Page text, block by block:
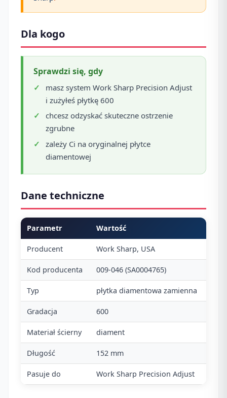
Dla kogo
Sprawdzi się, gdy
masz system Work Sharp Precision Adjust
i zużyłeś płytkę 600
chcesz odzyskać skuteczne ostrzenie
zgrubne
zależy Ci na oryginalnej płytce
diamentowej
Dane techniczne
Parametr Wartość
Producent Work Sharp, USA
Kod producenta 009-046 (SA0004765)
Typ płytka diamentowa zamienna
Gradacja 600
Materiał ścierny diament
Długość 152 mm
Pasuje do Work Sharp Precision Adjust